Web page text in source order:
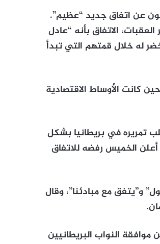
عن اتفاق جديد “عظيم”.
الاتفاق بأنه “عادل
له خلال قمتهم التي تبدأ
بنسبة 1% أمام الدولار، في حين كانت الأوساط الاقتصادية
تمريره في بريطانيا بشكل
الخميس رفضه للاتفاق
و”يتفق مع مبادئنا”، وقال
النواب البريطانيين